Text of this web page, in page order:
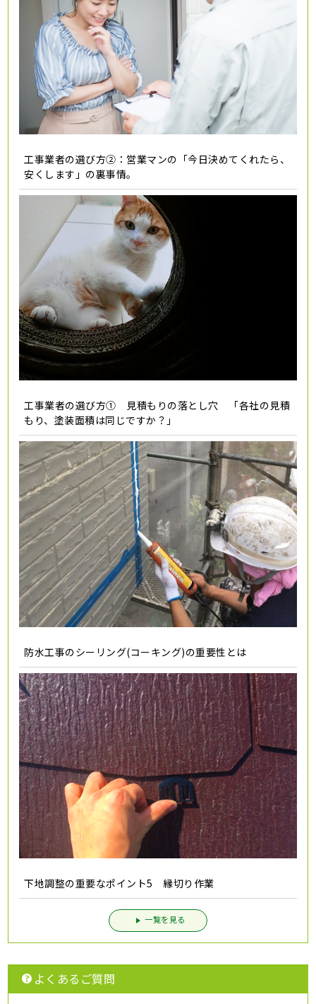
工事業者の選び方②：営業マンの「今日決めてくれたら、
安くします」の裏事情。
工事業者の選び方① 見積もりの落とし穴 「各社の見積
もり、塗装面積は同じですか？」
防水工事のシーリング(コーキング)の重要性とは
下地調整の重要なポイント5 縁切り作業
一覧を見る
よくあるご質問